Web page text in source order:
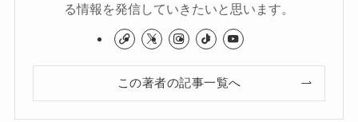
る情報を発信していきたいと思います。
この著者の記事一覧へ